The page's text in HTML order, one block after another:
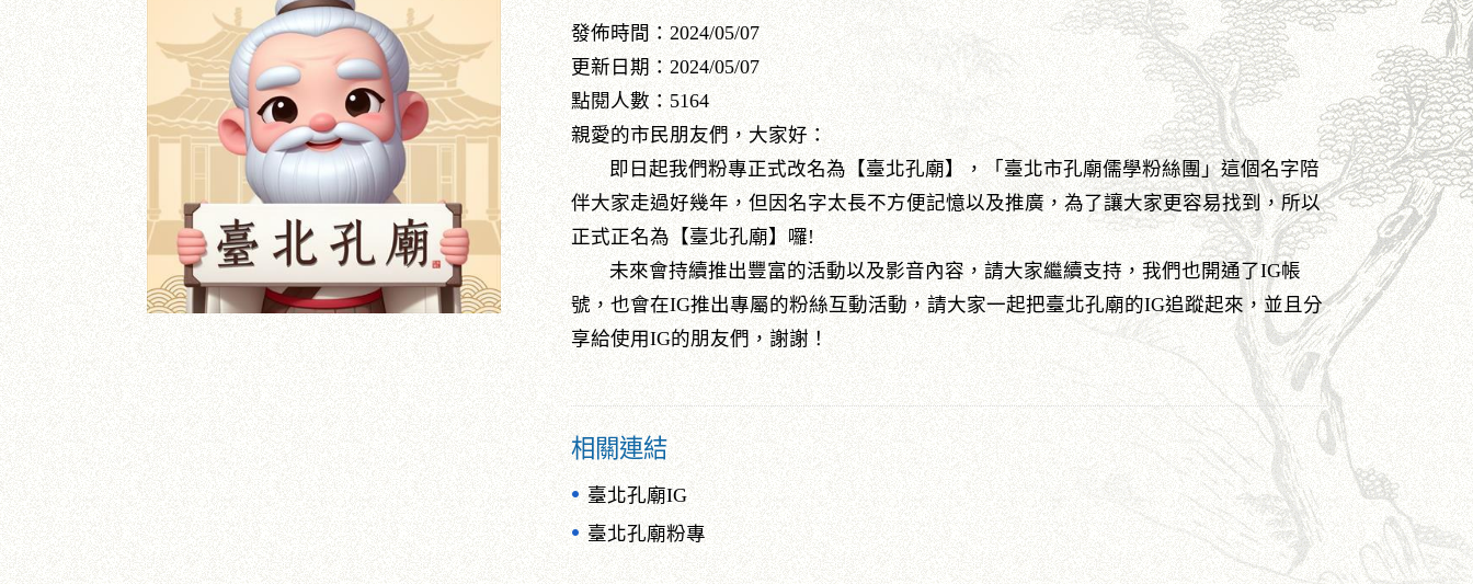
發佈時間：2024/05/07
更新日期：2024/05/07
點閱人數：5164
親愛的市民朋友們，大家好：
即日起我們粉專正式改名為【臺北孔廟】，「臺北市孔廟儒學粉絲團」這個名字陪
伴大家走過好幾年，但因名字太長不方便記憶以及推廣，為了讓大家更容易找到，所以
正式正名為【臺北孔廟】囉!
未來會持續推出豐富的活動以及影音內容，請大家繼續支持，我們也開通了IG帳
號，也會在IG推出專屬的粉絲互動活動，請大家一起把臺北孔廟的IG追蹤起來，並且分
享給使用IG的朋友們，謝謝！
相關連結
臺北孔廟IG
臺北孔廟粉專